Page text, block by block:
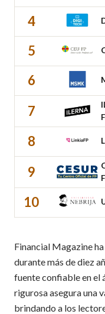
4
5
6
7
8
9
10
Financial Magazine
durante más de diez
fuente confiable en el
rigurosa asegura una
brindando a los